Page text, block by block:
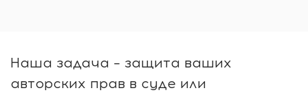
Наша задача – защита ваших
авторских прав в суде или